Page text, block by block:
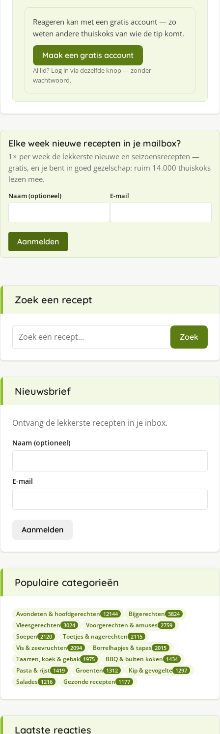
Reageren kan met een gratis account — zo
weten andere thuiskoks van wie de tip komt.
Maak een gratis account
Al lid? Log in via dezelfde knop — zonder
wachtwoord.
Elke week nieuwe recepten in je mailbox?
1× per week de lekkerste nieuwe en seizoensrecepten —
gratis, en je bent in goed gezelschap: ruim 14.000 thuiskoks
lezen mee.
Naam (optioneel) E-mail
Aanmelden
Zoek een recept
Zoeken
naar:
Zoek
Nieuwsbrief
Ontvang de lekkerste recepten in je inbox.
Naam (optioneel)
E-mail
Aanmelden
Populaire categorieën
Avondeten & hoofdgerechten 12144 Bijgerechten 3824
Vleesgerechten 3024 Voorgerechten & amuses 2759
Soepen 2120 Toetjes & nagerechten 2115
Vis & zeevruchten 2094 Borrelhapjes & tapas 2015
Taarten, koek & gebak 1975 BBQ & buiten koken 1434
Pasta & rijst 1419 Groenten 1312 Kip & gevogelte 1297
Salades 1216 Gezonde recepten 1177
Laatste reacties